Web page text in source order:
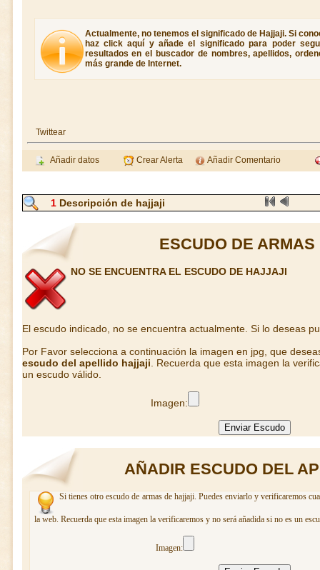
Actualmente, no tenemos el significado de Hajjaji. Si
haz click aquí y añade el significado para poder
resultados en el buscador de nombres, apellidos,
más grande de Internet.
Twittear
Añadir datos Crear Alerta Añadir Comentario
1 Descripción de hajjaji
ESCUDO DE
NO SE ENCUENTRA EL ESCUDO DE HAJJAJI
El escudo indicado, no se encuentra actualmente. Si lo deseas
Por Favor selecciona a continuación la imagen en jpg, que
escudo del apellido hajjaji . Recuerda que esta imagen la
un escudo válido.
Imagen:
AÑADIR ESCUDO DEL
Si tienes otro escudo de armas de hajjaji. Puedes enviarlo y verificaremos
la web. Recuerda que esta imagen la verificaremos y no será añadida si no es un
Imagen: